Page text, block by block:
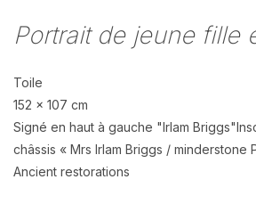
Portrait de jeune fille
Toile
152 x 107 cm
Signé en haut à gauche "Irlam
châssis « Mrs Irlam Briggs / minderstone
Ancient restorations